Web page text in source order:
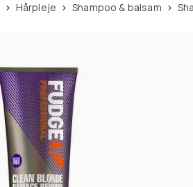
Hårpleje Shampoo & balsam